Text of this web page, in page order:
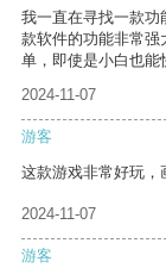
我一直在寻找一款功
款软件的功能非常强
单，即使是小白也能
2024-11-07
游客
这款游戏非常好玩，
2024-11-07
游客